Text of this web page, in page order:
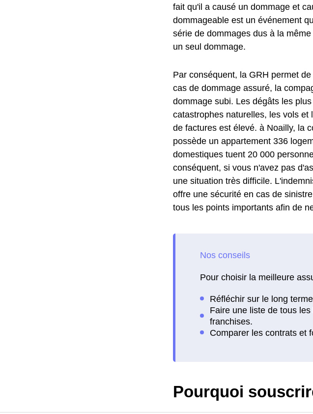
fait qu'il a causé un dommage et
dommageable est un événement
série de dommages dus à la
un seul dommage.
Par conséquent, la GRH permet
cas de dommage assuré, la
dommage subi. Les dégâts les
catastrophes naturelles, les vols
de factures est élevé. à Noailly, la
possède un appartement 336
domestiques tuent 20 000
conséquent, si vous n'avez pas
une situation très difficile.
offre une sécurité en cas de
tous les points importants afin de
Pour choisir la meilleure
Pourquoi